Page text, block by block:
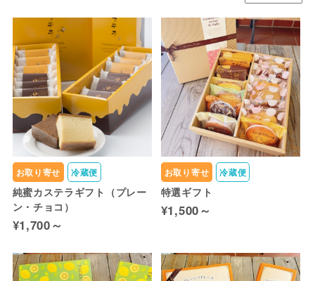
お取り寄せ 冷蔵便
純蜜カステラギフト（プレー
ン・チョコ）
¥1,700～
お取り寄せ 冷蔵便
特選ギフト
¥1,500～